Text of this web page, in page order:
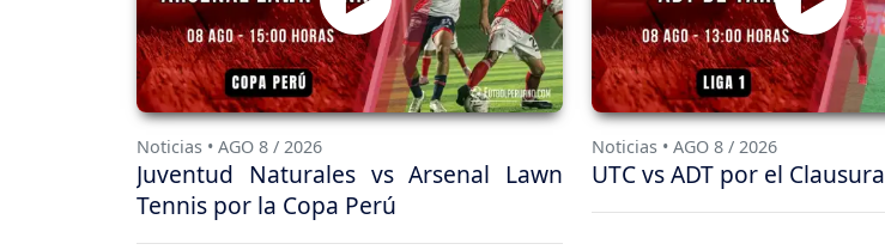
Noticias • AGO 8 / 2026
Juventud Naturales vs Arsenal Lawn
Tennis por la Copa Perú
Noticias • AGO 8 / 2026
UTC vs ADT por el Clausura